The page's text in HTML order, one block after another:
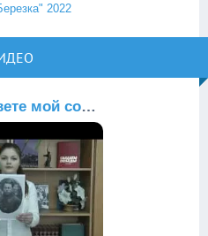
2022
Был на свете мой солдат